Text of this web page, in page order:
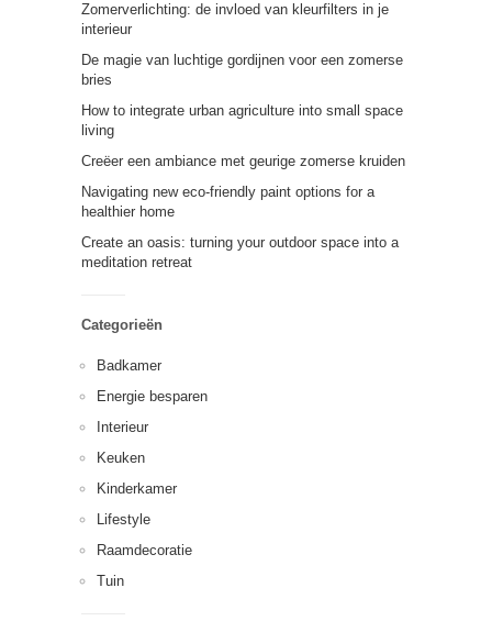
Zomerverlichting: de invloed van kleurfilters in je
interieur
De magie van luchtige gordijnen voor een zomerse
bries
How to integrate urban agriculture into small space
living
Creëer een ambiance met geurige zomerse kruiden
Navigating new eco-friendly paint options for a
healthier home
Create an oasis: turning your outdoor space into a
meditation retreat
Categorieën
Badkamer
Energie besparen
Interieur
Keuken
Kinderkamer
Lifestyle
Raamdecoratie
Tuin